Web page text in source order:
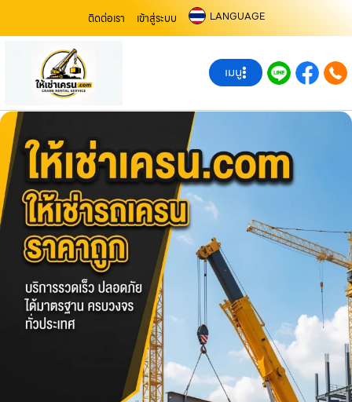
ติดต่อเรา เข้าสู่ระบบ LANGUAGE
เมนู